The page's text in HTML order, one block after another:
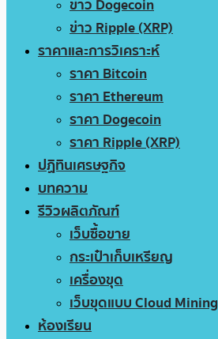
ข่าว Dogecoin
ข่าว Ripple (XRP)
ราคาและการวิเคราะห์
ราคา Bitcoin
ราคา Ethereum
ราคา Dogecoin
ราคา Ripple (XRP)
ปฏิทินเศรษฐกิจ
บทความ
รีวิวผลิตภัณฑ์
เว็บซื้อขาย
กระเป๋าเก็บเหรียญ
เครื่องขุด
เว็บขุดแบบ Cloud Mining
ห้องเรียน